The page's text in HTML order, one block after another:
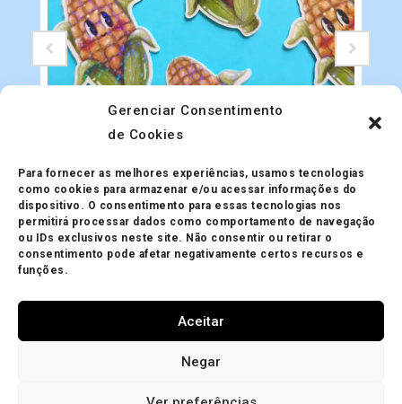
Gerenciar Consentimento
de Cookies
Para fornecer as melhores experiências, usamos tecnologias
como cookies para armazenar e/ou acessar informações do
dispositivo. O consentimento para essas tecnologias nos
permitirá processar dados como comportamento de navegação
ou IDs exclusivos neste site. Não consentir ou retirar o
consentimento pode afetar negativamente certos recursos e
funções.
Aceitar
Negar
Adesivos
Adesivo Holográfico Milho
R$5.00
Política de Privacidade